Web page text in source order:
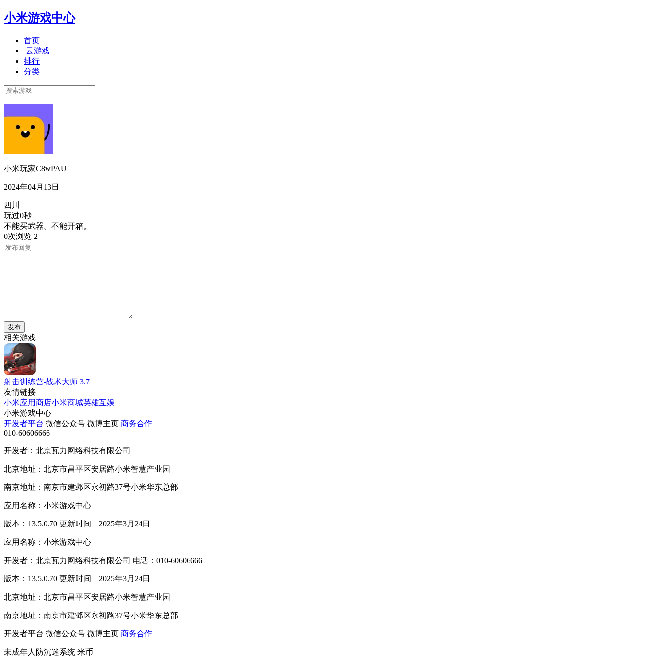
小米游戏中心
首页
云游戏
排行
分类
小米玩家C8wPAU
2024年04月13日
四川
玩过0秒
不能买武器。不能开箱。
0次浏览 2
发布
相关游戏
射击训练营-战术大师 3.7
友情链接
小米应用商店小米商城英雄互娱
小米游戏中心
开发者平台 微信公众号 微博主页 商务合作
010-60606666
开发者：北京瓦力网络科技有限公司
北京地址：北京市昌平区安居路小米智慧产业园
南京地址：南京市建邺区永初路37号小米华东总部
应用名称：小米游戏中心
版本：13.5.0.70 更新时间：2025年3月24日
应用名称：小米游戏中心
开发者：北京瓦力网络科技有限公司 电话：010-60606666
版本：13.5.0.70 更新时间：2025年3月24日
北京地址：北京市昌平区安居路小米智慧产业园
南京地址：南京市建邺区永初路37号小米华东总部
开发者平台 微信公众号 微博主页 商务合作
未成年人防沉迷系统 米币